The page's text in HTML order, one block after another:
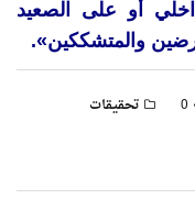
0 تحقيقات